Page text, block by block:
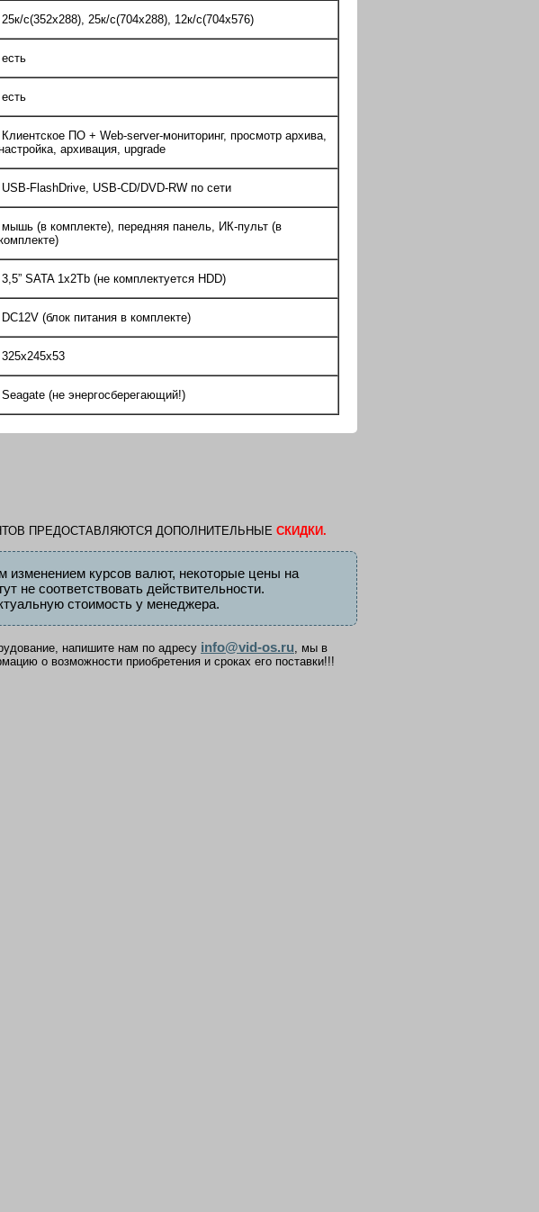
25к/с(352x288), 25к/c(704x288), 12к/с(704х576)
есть
есть
Клиентское ПО + Web-server-мониторинг, просмотр архива,
архивация, upgrade
USB-FlashDrive, USB-CD/DVD-RW по сети
мышь (в комплекте), передняя панель, ИК-пульт (в
3,5” SATA 1х2Тb (не комплектуется HDD)
DC12V (блок питания в комплекте)
325х245х53
Seagate (не энергосберегающий!)
ПРЕДОСТАВЛЯЮТСЯ ДОПОЛНИТЕЛЬНЫЕ СКИДКИ.
изменением курсов валют, некоторые цены на
не соответствовать действительности.
стоимость у менеджера.
напишите нам по адресу info@vid-os.ru, мы в
о возможности приобретения и сроках его поставки!!!